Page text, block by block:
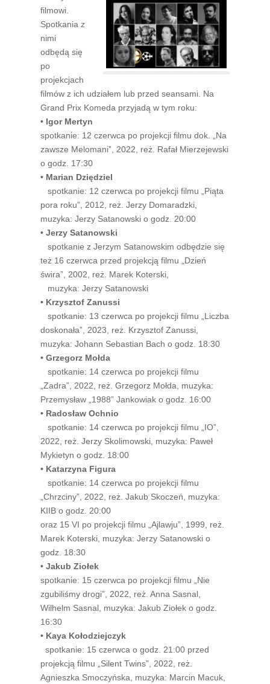
filmowi.
Spotkania z
nimi
odbędą się
po
projekcjach
filmów z ich udziałem lub przed seansami. Na
Grand Prix Komeda przyjadą w tym roku:
• Igor Mertyn
spotkanie: 12 czerwca po projekcji filmu dok. „Na
zawsze Melomani”, 2022, reż. Rafał Mierzejewski
o godz. 17:30
• Marian Dziędziel
spotkanie: 12 czerwca po projekcji filmu „Piąta
pora roku”, 2012, reż. Jerzy Domaradzki,
muzyka: Jerzy Satanowski o godz. 20:00
• Jerzy Satanowski
spotkanie z Jerzym Satanowskim odbędzie się
też 16 czerwca przed projekcją filmu „Dzień
świra”, 2002, reż. Marek Koterski,
muzyka: Jerzy Satanowski
• Krzysztof Zanussi
spotkanie: 13 czerwca po projekcji filmu „Liczba
doskonała”, 2023, reż. Krzysztof Zanussi,
muzyka: Johann Sebastian Bach o godz. 18:30
•Grzegorz Mołda
spotkanie: 14 czerwca po projekcji filmu
„Zadra”, 2022, reż. Grzegorz Mołda, muzyka:
Przemysław „1988” Jankowiak o godz. 16:00
• Radosław Ochnio
spotkanie: 14 czerwca po projekcji filmu „IO”,
2022, reż. Jerzy Skolimowski, muzyka: Paweł
Mykietyn o godz. 18:00
• Katarzyna Figura
spotkanie: 14 czerwca po projekcji filmu
„Chrzciny”, 2022, reż. Jakub Skoczeń, muzyka:
KIIB o godz. 20:00
oraz 15 VI po projekcji filmu „Ajlawju”, 1999, reż.
Marek Koterski, muzyka: Jerzy Satanowski o
godz. 18:30
•Jakub Ziołek
spotkanie: 15 czerwca po projekcji filmu „Nie
zgubiliśmy drogi”, 2022, reż. Anna Sasnal,
Wilhelm Sasnal, muzyka: Jakub Ziołek o godz.
16:30
• Kaya Kołodziejczyk
spotkanie: 15 czerwca o godz. 21:00 przed
projekcją filmu „Silent Twins”, 2022, reż.
Agnieszka Smoczyńska, muzyka: Marcin Macuk,